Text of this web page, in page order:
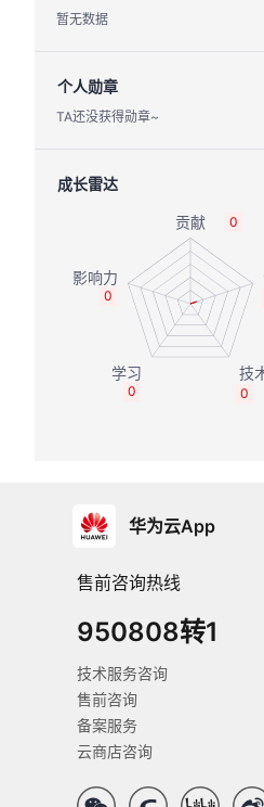
暂无数据
个人勋章
TA还没获得勋章~
成长雷达
0
0
0
0
华为云App
售前咨询热线
950808转1
技术服务咨询
售前咨询
备案服务
云商店咨询